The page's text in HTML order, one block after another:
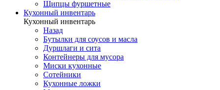
Щипцы фуршетные
Кухонный инвентарь
Кухонный инвентарь
Назад
Бутылки для соусов и масла
Дуршлаги и сита
Контейнеры для мусора
Миски кухонные
Сотейники
Кухонные ложки